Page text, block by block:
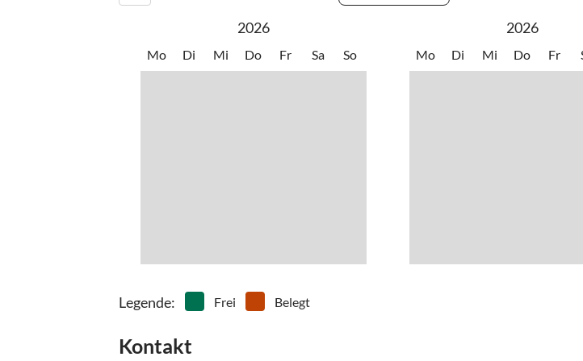
• Volleyball
Wandern • Wassersport •
Wellness • Windsurfen • Zelten
2026
Mo Di Mi Do Fr Sa So
2026
Mo Di Mi Do Fr
Legende: Frei Belegt
Kontakt